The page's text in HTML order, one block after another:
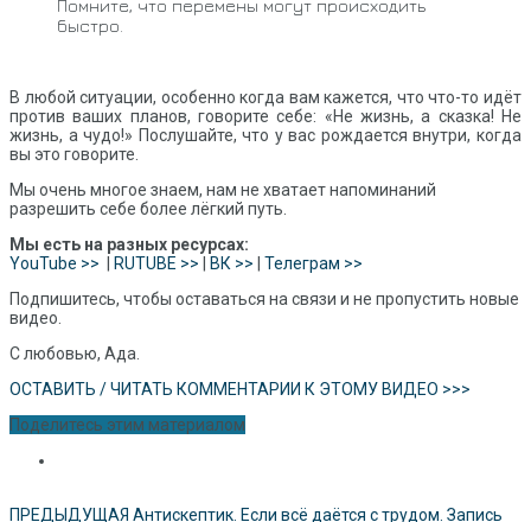
Помните, что перемены могут происходить
быстро.
В любой ситуации, особенно когда вам кажется, что что-то идёт
против ваших планов, говорите себе: «Не жизнь, а сказка! Не
жизнь, а чудо!» Послушайте, что у вас рождается внутри, когда
вы это говорите.
Мы очень многое знаем, нам не хватает напоминаний
разрешить себе более лёгкий путь.
Мы есть на разных ресурсах:
YouTube >> | RUTUBE >> | ВК >> | Телеграм >>
Подпишитесь, чтобы оставаться на связи и не пропустить новые
видео.
С любовью, Ада.
ОСТАВИТЬ / ЧИТАТЬ КОММЕНТАРИИ К ЭТОМУ ВИДЕО >>>
Поделитесь этим материалом
ПРЕДЫДУЩАЯ Антискептик. Если всё даётся с трудом. Запись